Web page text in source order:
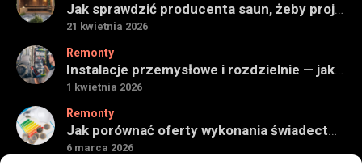
Jak sprawdzić producenta saun, żeby projekt miał sens na lata
21 kwietnia 2026
Remonty
Instalacje przemysłowe i rozdzielnie — jak ocenić wykonawcę do obiektu technicznego
1 kwietnia 2026
Remonty
Jak porównać oferty wykonania świadectwa energetycznego bez wpadek
6 marca 2026